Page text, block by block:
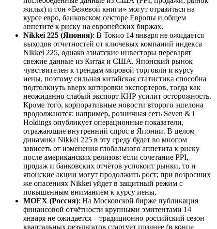
жилья) и тон «Бежевой книги» могут отразиться на
курсе евро, банковском секторе Европы и общем
аппетите к риску на европейских биржах.
Nikkei 225 (Япония): В Токио 14 января не ожидается
выходов отчетностей от ключевых компаний индекса
Nikkei 225, однако азиатские инвесторы переварят
свежие данные из Китая и США. Японский рынок
чувствителен к трендам мировой торговли и курсу
иены, поэтому сильная китайская статистика способна
подтолкнуть вверх котировки экспортеров, тогда как
неожиданно слабый экспорт КНР усилит осторожность.
Кроме того, корпоративные новости второго эшелона
продолжаются: например, розничная сеть Seven & i
Holdings опубликует операционные показатели,
отражающие внутренний спрос в Японии. В целом
динамика Nikkei 225 в эту среду будет во многом
зависеть от изменения глобального аппетита к риску
после американских релизов: если сочетание PPI,
продаж и банковских отчётов успокоит рынки, то и
японские акции могут продолжить рост; при возросших
же опасениях Nikkei уйдет в защитный режим с
повышенным вниманием к курсу иены.
MOEX (Россия): На Московской бирже публикация
финансовой отчётности крупными эмитентами 14
января не ожидается – традиционно российский сезон
квартальных результатов стартует позднее (в конце